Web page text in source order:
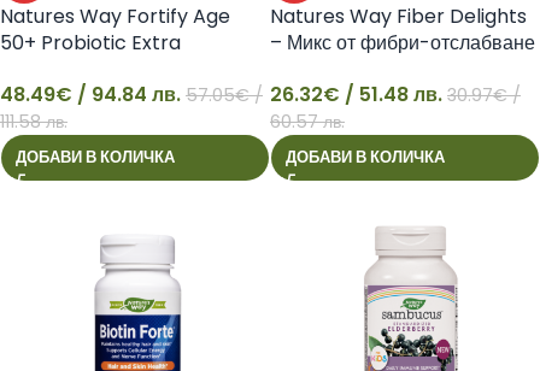
48
Natures Way Fortify Age
50+ Probiotic Extra
пробиотици, 30 капсули –
Пробиотик + пребиотици 50+
високо дозирани
48.49€ / 94.84 лв. 57.05€/
111.58 лв.
ДОБАВИ В КОЛИЧКА
26
Natures Way Fiber Delights
– Микс от фибри-отслабване
26.32€ / 51.48 лв. 30.97€/
60.57 лв.
ДОБАВИ В КОЛИЧКА